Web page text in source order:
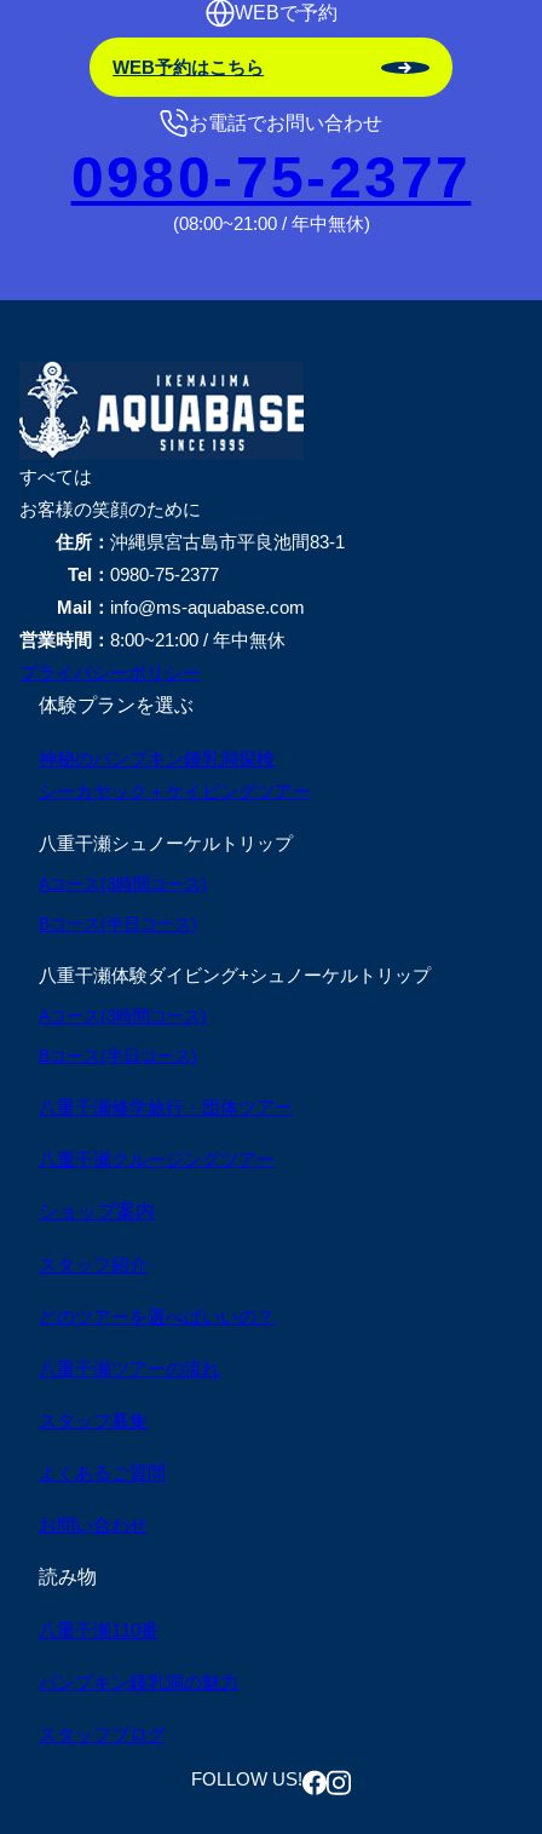
WEBで予約
WEB予約はこちら
お電話でお問い合わせ
0980-75-2377
(08:00~21:00 / 年中無休)
すべては
お客様の笑顔のために
住所： 沖縄県宮古島市平良池間83-1
Tel： 0980-75-2377
Mail： info@ms-aquabase.com
営業時間： 8:00~21:00 / 年中無休
プライバシーポリシー
体験プランを選ぶ
神秘のパンプキン鍾乳洞探検
シーカヤック＋ケイビングツアー
八重干瀬シュノーケルトリップ
Aコース(3時間コース)
Bコース(半日コース)
八重干瀬体験ダイビング+シュノーケルトリップ
Aコース(3時間コース)
Bコース(半日コース)
八重干瀬修学旅行・団体ツアー
八重干瀬クルージングツアー
ショップ案内
スタッフ紹介
どのツアーを選べばいいの？
八重干瀬ツアーの流れ
スタッフ募集
よくあるご質問
お問い合わせ
読み物
八重干瀬110番
パンプキン鍾乳洞の魅力
スタッフブログ
FOLLOW US!